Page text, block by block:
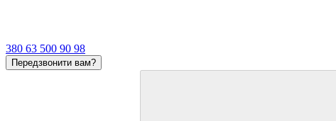
380 63 500 90 98
Передзвонити вам?